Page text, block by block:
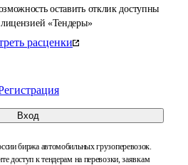
оставить отклик доступны
лицензией «Тендеры»
расценки
Вход
биржа автомобильных грузоперевозок.
доступ к тендерам на перевозки, заявкам